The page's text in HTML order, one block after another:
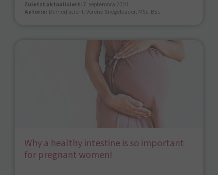
Zuletzt aktualisiert: 7. septembra 2020
Autorin: Dr.med.scient. Verena Stiegelbauer, MSc. BSc.
Why a healthy intestine is so important
for pregnant women!